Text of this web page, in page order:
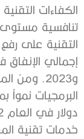
الكفاءات
تنافسية مستوى
التقنية على
و2023.
خدمات تقنية